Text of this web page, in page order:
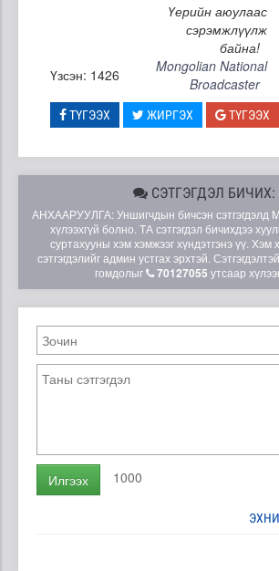
Үерийн аюулаас
сэрэмжлүүлж
байна!
Үзсэн: 1426
Mongolian National
Broadcaster
ТҮГЭЭХ ЖИРГЭХ ТҮГЭЭХ
СЭТГЭГДЭЛ БИЧИХ:
АНХААРУУЛГА: Уншигчдын бичсэн сэтгэгдэлд
хүлээхгүй болно. ТА сэтгэгдэл бичихдээ
суртахууны хэм хэмжээг хүндэтгэнэ үү. Хэм
сэтгэгдэлийг админ устгах эрхтэй.
гомдолыг
70127055 утсаар
Илгээх 1000